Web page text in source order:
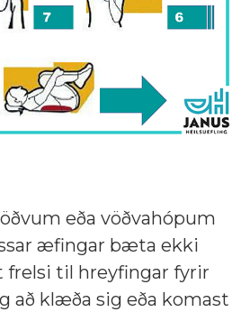
eða vöðvahópum
æfingar bæta ekki
frelsi til hreyfingar fyrir
að klæða sig eða komast